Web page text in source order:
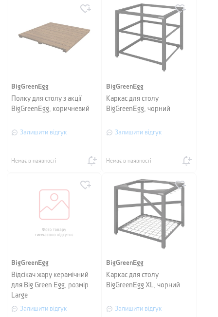
BigGreenEgg
Полку для столу з акції
BigGreenEgg, коричневий
Залишити відгук
Немає в наявності
BigGreenEgg
Каркас для столу
BigGreenEgg, чорний
Залишити відгук
Немає в наявності
BigGreenEgg
Відсікач жару керамічний
для Big Green Egg, розмір
Large
Залишити відгук
BigGreenEgg
Каркас для столу
BigGreenEgg XL, чорний
Залишити відгук